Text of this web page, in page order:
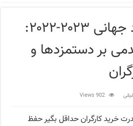
گزارش دستمزد جهانی ۲۰۲۳-۲۰۲۲:
بر دستمزدها و
902 Views
خرید کارگران حداقل بگیر حفظ